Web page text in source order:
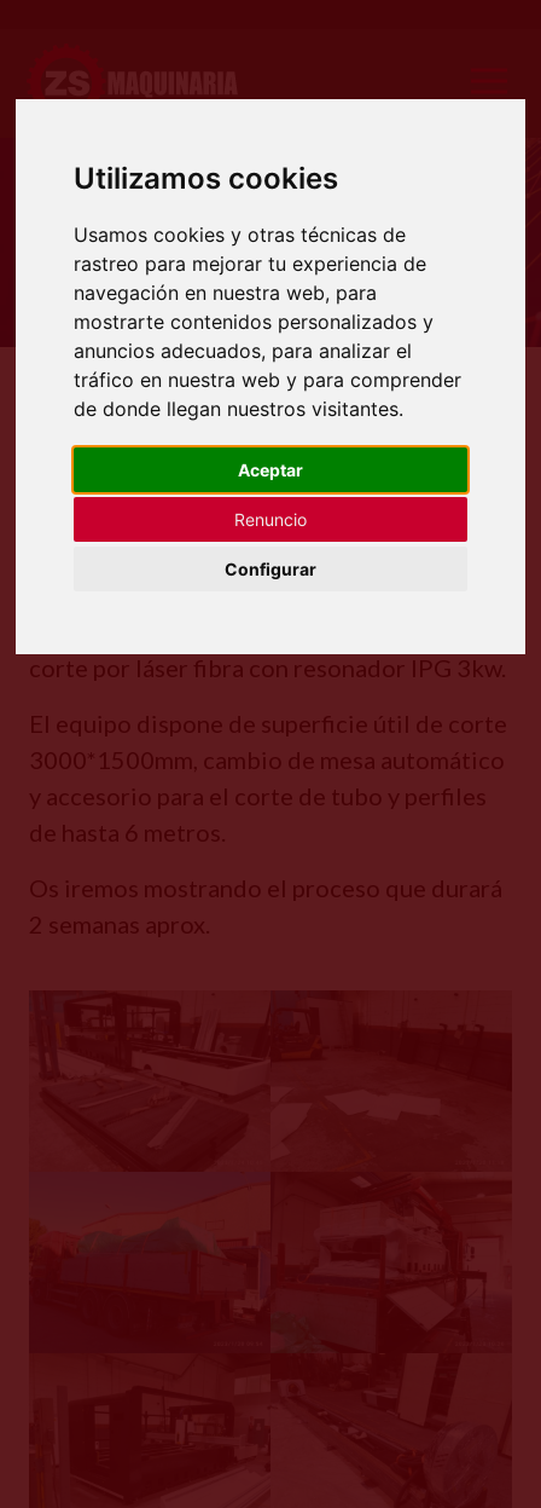
Utilizamos cookies
Usamos cookies y otras técnicas de
rastreo para mejorar tu experiencia de
navegación en nuestra web, para
mostrarte contenidos personalizados y
anuncios adecuados, para analizar el
tráfico en nuestra web y para comprender
de donde llegan nuestros visitantes.
Aceptar
Renuncio
Configurar
Notícias
Montaje equipo corte láser fibra
para chapa, tubo y perfiles.
2023
corte por láser fibra con resonador IPG 3kw.
El equipo dispone de superficie útil de corte
3000*1500mm, cambio de mesa automático
y accesorio para el corte de tubo y perfiles
de hasta 6 metros.
Os iremos mostrando el proceso que durará
2 semanas aprox.